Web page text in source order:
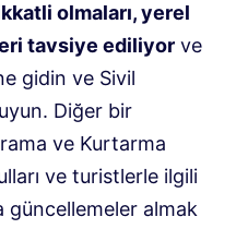
olmaları, yerel
tavsiye ediliyor ve
gidin ve Sivil
Diğer bir
ve Kurtarma
ve turistlerle ilgili
güncellemeler almak